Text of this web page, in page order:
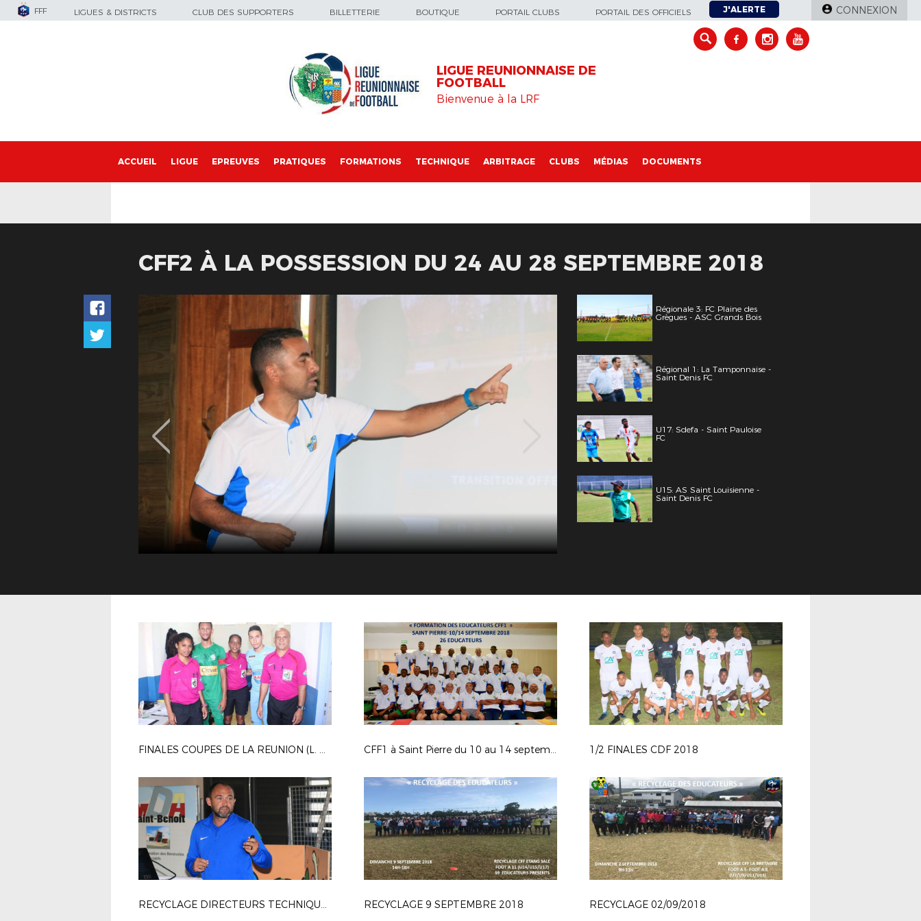
FFF LIGUES & DISTRICTS CLUB DES SUPPORTERS BILLETTERIE BOUTIQUE PORTAIL CLUBS PORTAIL DES OFFICIELS J'ALERTE CONNEXION
LIGUE REUNIONNAISE DE
FOOTBALL
Bienvenue à la LRF
ACCUEIL LIGUE EPREUVES PRATIQUES FORMATIONS TECHNIQUE ARBITRAGE CLUBS MÉDIAS DOCUMENTS
CFF2 À LA POSSESSION DU 24 AU 28 SEPTEMBRE 2018
Régionale 3: FC Plaine des
Grègues - ASC Grands Bois
Régional 1: La Tamponnaise -
Saint Denis FC
U17: Sdefa - Saint Pauloise
FC
U15: AS Saint Louisienne -
Saint Denis FC
FINALES COUPES DE LA REUNION (L. RAMBAUD) & D. SAUGER 2018 CFF1 à Saint Pierre du 10 au 14 septembre 2018 1/2 FINALES CDF 2018
RECYCLAGE DIRECTEURS TECHNIQUES - 15/09/2018 RECYCLAGE 9 SEPTEMBRE 2018 RECYCLAGE 02/09/2018